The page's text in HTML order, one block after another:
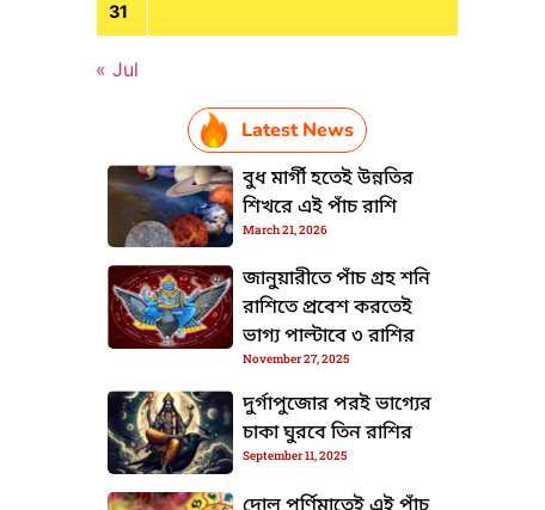
HTML / JS Code
31
« Jul
Latest News
বুধ মার্গী হতেই উন্নতির
শিখরে এই পাঁচ রাশি
March 21, 2026
জানুয়ারীতে পাঁচ গ্রহ শনি
রাশিতে প্রবেশ করতেই
ভাগ্য পাল্টাবে ৩ রাশির
November 27, 2025
দুর্গাপুজোর পরই ভাগ্যের
চাকা ঘুরবে তিন রাশির
September 11, 2025